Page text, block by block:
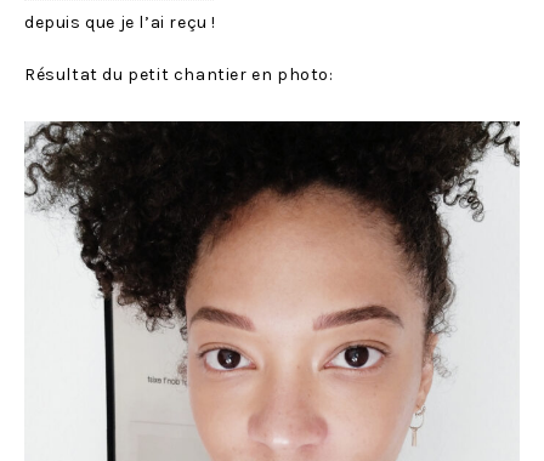
depuis que je l’ai reçu !
Résultat du petit chantier en photo: